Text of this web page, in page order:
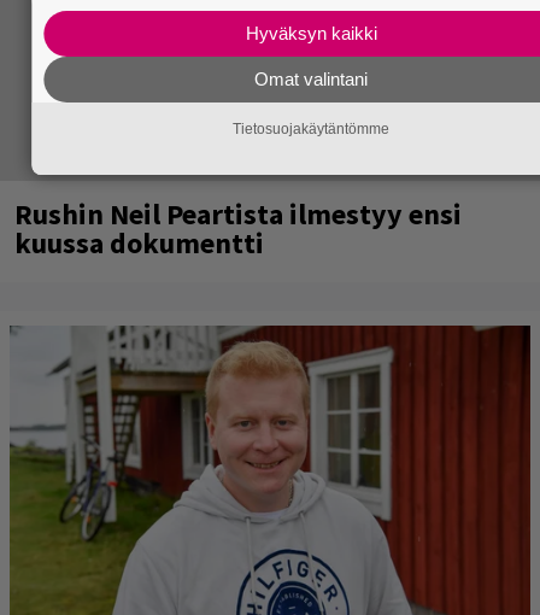
Rushin Neil Peartista ilmestyy ensi
kuussa dokumentti
Hyväksyn kaikki
Omat valintani
Tietosuojakäytäntömme